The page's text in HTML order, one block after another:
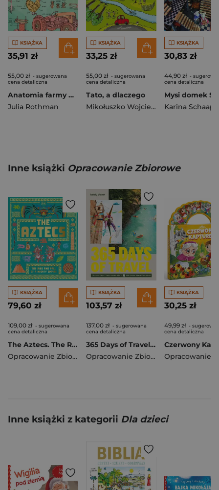
KSIĄŻKA
35,91 zł
55,00 zł - sugerowana
cena detaliczna
Anatomia farmy Ciekawostki z życia na wsi
Julia Rothman
KSIĄŻKA
33,25 zł
55,00 zł - sugerowana
cena detaliczna
Tato, a dlaczego
Mikołuszko Wojciech
KSIĄŻKA
30,83 zł
44,90 zł -
cena detaliczna
Karina
Inne książki Opracowanie Zbiorowe
KSIĄŻKA
79,60 zł
109,00 zł - sugerowana
cena detaliczna
The Aztecs. The Rise and Fall of a Mighty Empire
Opracowanie Zbiorowe
KSIĄŻKA
103,57 zł
137,00 zł - sugerowana
cena detaliczna
365 Days of Travel. Lonely Planet
Opracowanie Zbiorowe
KSIĄŻKA
30,25 zł
49,99 zł -
cena detaliczna
Inne książki z kategorii Dla dzieci